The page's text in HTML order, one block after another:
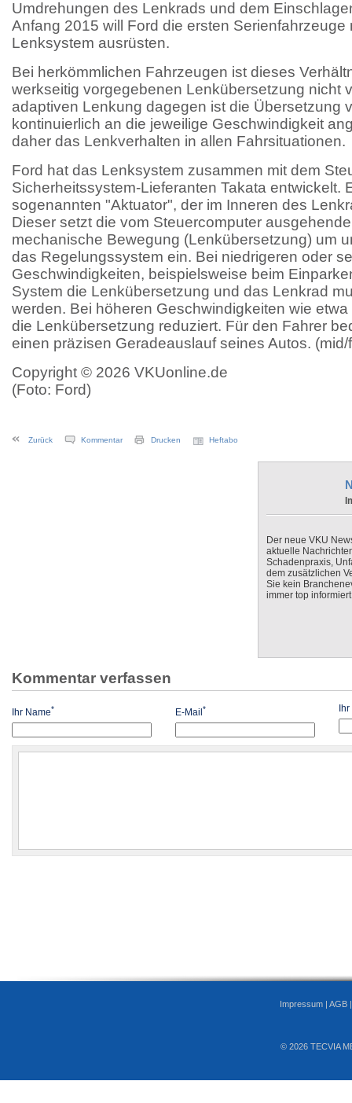
Umdrehungen des Lenkrads und dem
Anfang 2015 will Ford die ersten Serienfahrzeuge
Lenksystem ausrüsten.
Bei herkömmlichen Fahrzeugen ist dieses
werkseitig vorgegebenen Lenkübersetzung nicht
adaptiven Lenkung dagegen ist die Übersetzung
kontinuierlich an die jeweilige Geschwindigkeit
daher das Lenkverhalten in allen Fahrsituationen.
Ford hat das Lenksystem zusammen mit dem
Sicherheitssystem-Lieferanten Takata entwickelt.
sogenannten "Aktuator", der im Inneren des
Dieser setzt die vom Steuercomputer
mechanische Bewegung (Lenkübersetzung) um
das Regelungssystem ein. Bei niedrigeren oder
Geschwindigkeiten, beispielsweise beim
System die Lenkübersetzung und das Lenkrad
werden. Bei höheren Geschwindigkeiten wie
die Lenkübersetzung reduziert. Für den Fahrer
einen präzisen Geradeauslauf seines Autos. (mid/
Copyright © 2026 VKUonline.de
(Foto: Ford)
Zurück Kommentar Drucken Heftabo
Der neue VKU
aktuelle
Schadenpraxis,
dem zusätzlichen
Sie kein
immer top
Kommentar verfassen
Ihr Name* E-Mail* Ihr
Impressum | AGB
© 2026 TECVIA